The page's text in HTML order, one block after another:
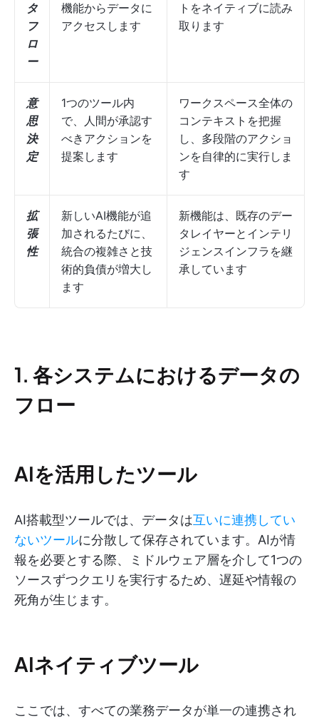
タ
フ
ロ
ー
機能からデータに
アクセスします
トをネイティブに読み
取ります
意
思
決
定
1つのツール内
で、人間が承認す
べきアクションを
提案します
ワークスペース全体の
コンテキストを把握
し、多段階のアクショ
ンを自律的に実行しま
す
拡
張
性
新しいAI機能が追
加されるたびに、
統合の複雑さと技
術的負債が増大し
ます
新機能は、既存のデー
タレイヤーとインテリ
ジェンスインフラを継
承しています
1. 各システムにおけるデータの
フロー
AIを活用したツール
AI搭載型ツールでは、データは互いに連携してい
ないツールに分散して保存されています。AIが情
報を必要とする際、ミドルウェア層を介して1つの
ソースずつクエリを実行するため、遅延や情報の
死角が生じます。
AIネイティブツール
ここでは、すべての業務データが単一の連携され